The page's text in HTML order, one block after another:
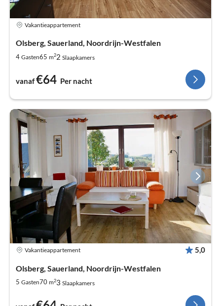
Vakantieappartement
Olsberg, Sauerland, Noordrijn-Westfalen
4 Gasten65 m22 Slaapkamers
vanaf€64 Per nacht
Vakantieappartement 5,0
Olsberg, Sauerland, Noordrijn-Westfalen
5 Gasten70 m23 Slaapkamers